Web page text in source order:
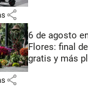
share
6 de agosto
Flores: final
gratis y más
share